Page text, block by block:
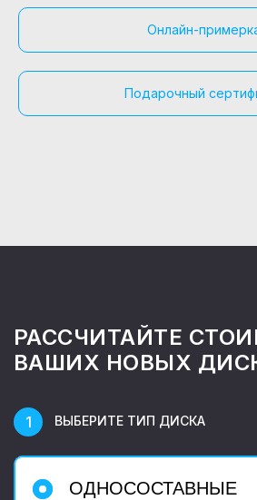
Онлайн-
Подарочный
РАССЧИТАЙТЕ
ВАШИХ НОВЫХ
ВЫБЕРИТЕ ТИП ДИСКА
ОДНОСОСТАВНЫЕ